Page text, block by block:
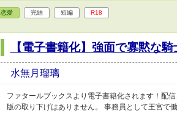
恋愛 完結 短編 R18
【電子書籍化】強面で寡黙な
水無月瑠璃
ファタールブックスより電子書籍化されます！配
版の取り下げはありません。 事務員として王宮で